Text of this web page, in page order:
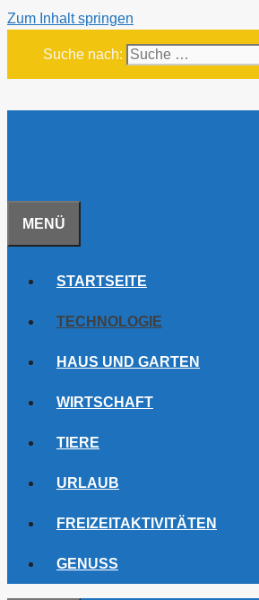
Zum Inhalt springen
Suche nach:
MENÜ
STARTSEITE
TECHNOLOGIE
HAUS UND GARTEN
WIRTSCHAFT
TIERE
URLAUB
FREIZEITAKTIVITÄTEN
GENUSS